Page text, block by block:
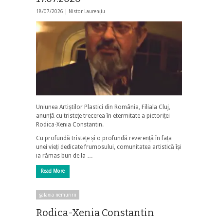
18/07/2026 | Nistor Laurențiu
Uniunea Artiștilor Plastici din România, Filiala Cluj,
anunță cu tristețe trecerea în etermitate a pictoriței
Rodica-Xenia Constantin.
Cu profundă tristețe și o profundă reverență în fața
unei vieți dedicate frumosului, comunitatea artistică își
ia rămas bun de la …
Read More
galaxia nemuririi
Rodica-Xenia Constantin